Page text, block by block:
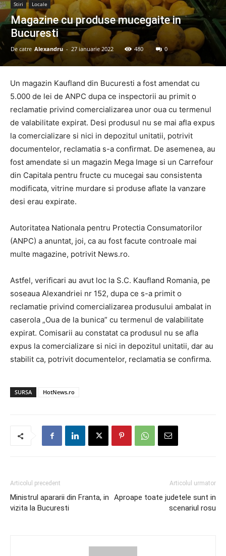
Stiri Locale
Magazine cu produse mucegaite in
Bucuresti
De catre Alexandru - 27 ianuarie 2022 480 0
Un magazin Kaufland din Bucuresti a fost amendat cu
5.000 de lei de ANPC dupa ce inspectorii au primit o
reclamatie privind comercializarea unor oua cu termenul
de valabilitate expirat. Desi produsul nu se mai afla expus
la comercializare si nici in depozitul unitatii, potrivit
documentelor, reclamatia s-a confirmat. De asemenea, au
fost amendate si un magazin Mega Image si un Carrefour
din Capitala pentru fructe cu mucegai sau consistenta
modificata, vitrine murdare si produse aflate la vanzare
desi erau expirate.
Autoritatea Nationala pentru Protectia Consumatorilor
(ANPC) a anuntat, joi, ca au fost facute controale mai
multe magazine, potrivit News.ro.
Astfel, verificari au avut loc la S.C. Kaufland Romania, pe
soseaua Alexandriei nr 152, dupa ce s-a primit o
reclamatie privind comercializarea produsului ambalat in
caserola „Oua de la bunica” cu termenul de valabilitate
expirat. Comisarii au constatat ca produsul nu se afla
expus la comercializare si nici in depozitul unitatii, dar au
stabilit ca, potrivit documentelor, reclamatia se confirma.
SURSA HotNews.ro
Articolul precedent
Ministrul apararii din Franta, in
vizita la Bucuresti
Articolul urmator
Aproape toate judetele sunt in
scenariul rosu